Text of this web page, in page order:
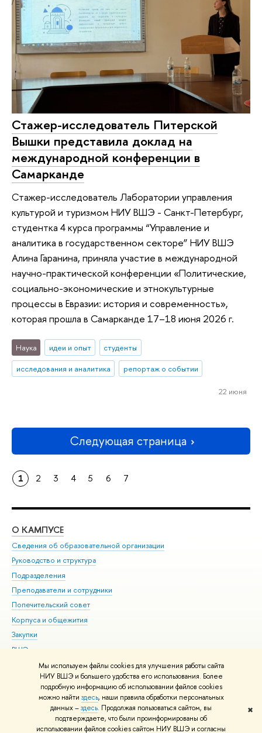
Мы используем файлы cookies для улучшения работы сайта
НИУ ВШЭ и большего удобства его использования. Более
подробную информацию об использовании файлов cookies
можно найти здесь, наши правила обработки персональных
данных –здесь. Продолжая пользоваться сайтом, вы
подтверждаете, что были проинформированы об
использовании файлов cookies сайтом НИУ ВШЭ и согласны
✖
Стажер-исследователь Питерской
Вышки представила доклад на
международной конференции в
Самарканде
Стажер-исследователь Лаборатории управления
культурой и туризмом НИУ ВШЭ - Санкт-Петербург,
студентка 4 курса программы “Управление и
аналитика в государственном секторе” НИУ ВШЭ
Алина Гаранина, приняла участие в международной
научно-практической конференции «Политические,
социально-экономические и этнокультурные
процессы в Евразии: история и современность»,
которая прошла в Самарканде 17–18 июня 2026 г.
Наука идеи и опыт
студенты
исследования и аналитика
репортаж о событии
22 июня
Следующая страница
1 2 3 4 5 6 7
О КАМПУСЕ
Сведения об образовательной организации
Руководство и структура
Подразделения
Преподаватели и сотрудники
Попечительский совет
Корпуса и общежития
Закупки
ВШЭ для студентов с ограниченными возможностями
здоровья и инвалидностью
Версия для слабовидящих
Единая платежная страница
© НИУ ВШЭ 1993–2026 Адреса и контакты Условия использования